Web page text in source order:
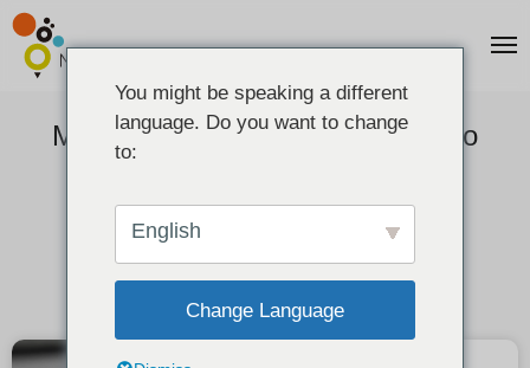
Material (metal precioso) del anillo
You might be speaking a different
language. Do you want to change
to:
English
Change Language